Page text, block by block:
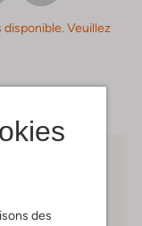
des
Veuillez
de livraison